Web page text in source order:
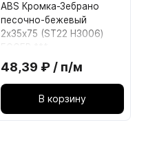
ABS Кромка-Зебрано
песочно-бежевый
2х35х75 (ST22 H3006)
48,39 ₽ / п/м
В корзину